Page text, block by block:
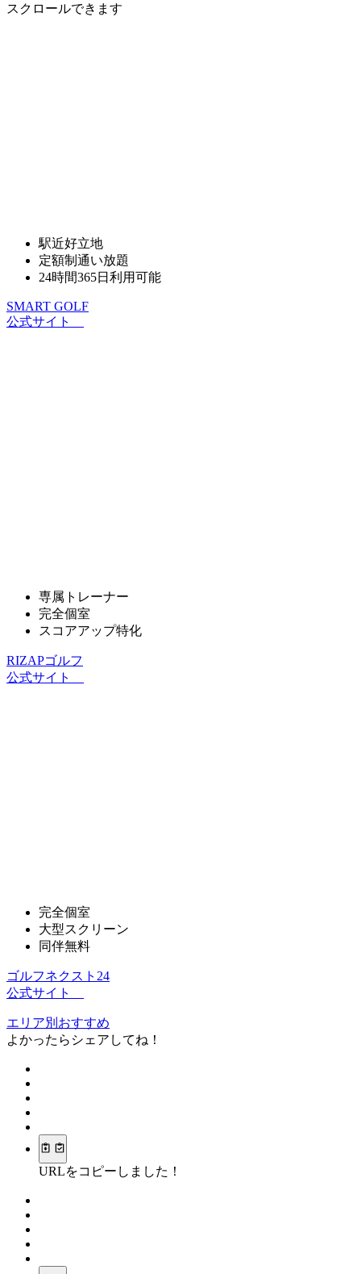
スクロールできます
駅近好立地
定額制通い放題
24時間365日利用可能
SMART GOLF
公式サイト
専属トレーナー
完全個室
スコアアップ特化
RIZAPゴルフ
公式サイト
完全個室
大型スクリーン
同伴無料
ゴルフネクスト24
公式サイト
エリア別おすすめ
よかったらシェアしてね！
URLをコピーしました！